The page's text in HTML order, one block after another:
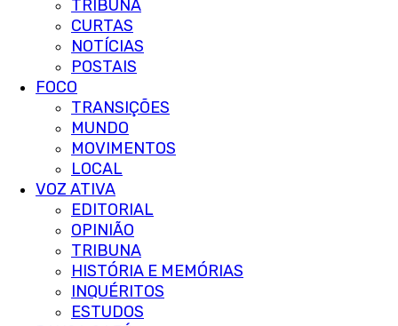
TRIBUNA
CURTAS
NOTÍCIAS
POSTAIS
FOCO
TRANSIÇÕES
MUNDO
MOVIMENTOS
LOCAL
VOZ ATIVA
EDITORIAL
OPINIÃO
TRIBUNA
HISTÓRIA E MEMÓRIAS
INQUÉRITOS
ESTUDOS